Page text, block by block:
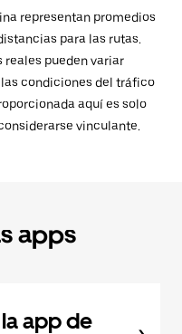
representan promedios
para las rutas.
reales pueden variar
condiciones del tráfico
aquí es solo
vinculante.
apps
app de